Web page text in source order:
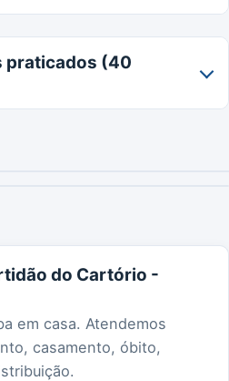
praticados (40
do Cartório -
em casa. Atendemos
casamento, óbito,